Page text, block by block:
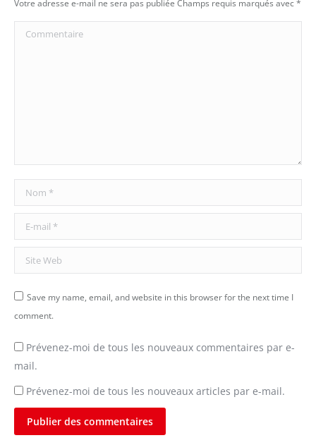
Votre adresse e-mail ne sera pas publiée Champs requis marqués avec*
Commentaire
Nom *
E-mail *
Site Web
Save my name, email, and website in this browser for the next time I
comment.
Prévenez-moi de tous les nouveaux commentaires par e-
mail.
Prévenez-moi de tous les nouveaux articles par e-mail.
Publier des commentaires